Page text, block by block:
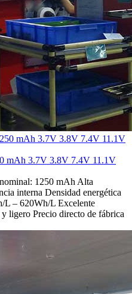
mAh 3.7V 3.8V 7.4V 11.1V
1250 mAh Alta
interna Densidad energética
L – 620Wh/L Excelente
ligero Precio directo de fábrica